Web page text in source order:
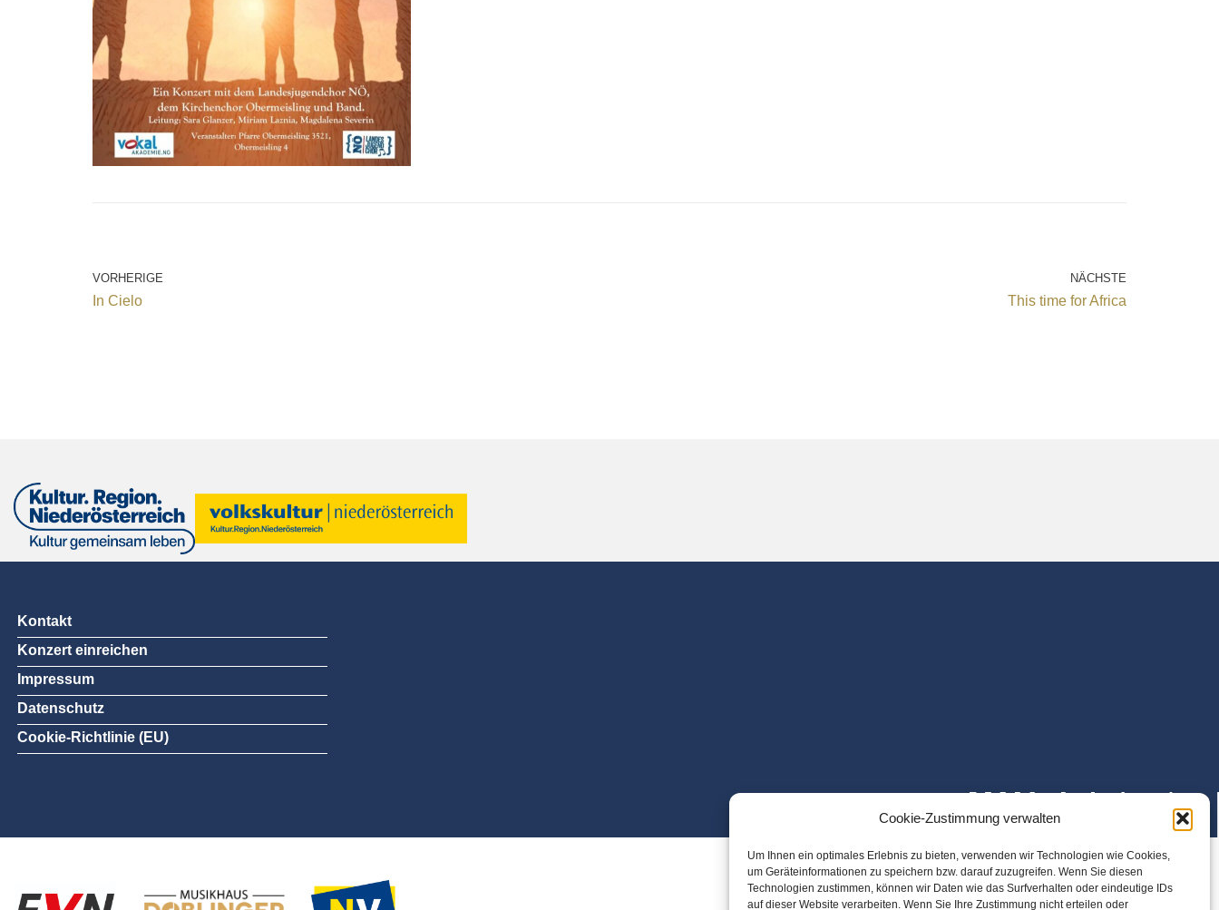
Cookie-Zustimmung verwalten
Um Ihnen ein optimales Erlebnis zu bieten, verwenden wir Technologien wie Cookies,
um Geräteinformationen zu speichern bzw. darauf zuzugreifen. Wenn Sie diesen
Technologien zustimmen, können wir Daten wie das Surfverhalten oder eindeutige IDs
auf dieser Website verarbeiten. Wenn Sie Ihre Zustimmung nicht erteilen oder
VORHERIGE
In Cielo
NÄCHSTE
This time for Africa
Kontakt
Konzert einreichen
Impressum
Datenschutz
Cookie-Richtlinie (EU)